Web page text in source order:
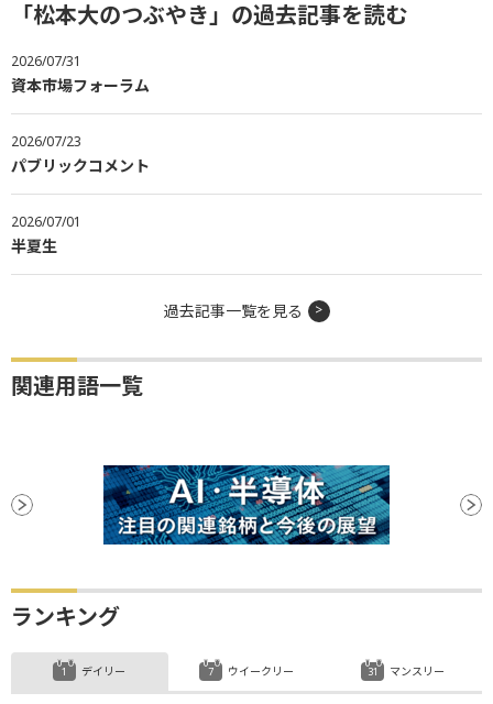
「松本大のつぶやき」の過去記事を読む
2026/07/31
資本市場フォーラム
2026/07/23
パブリックコメント
2026/07/01
半夏生
過去記事一覧を見る
関連用語一覧
ランキング
デイリー ウイークリー マンスリー